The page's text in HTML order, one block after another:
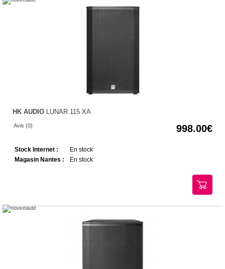
HK AUDIO LUNAR 115 XA
Avis (0) 998.00
Stock Internet :
En stock
Magasin Nantes :
En stock